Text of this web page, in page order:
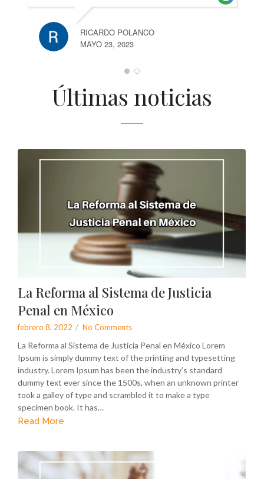
RICARDO POLANCO
MAYO 23, 2023
Últimas noticias
La Reforma al Sistema de Justicia
Penal en México
febrero 8, 2022 / No Comments
La Reforma al Sistema de Justicia Penal en México Lorem
Ipsum is simply dummy text of the printing and typesetting
industry. Lorem Ipsum has been the industry’s standard
dummy text ever since the 1500s, when an unknown printer
took a galley of type and scrambled it to make a type
specimen book. It has…
Read More